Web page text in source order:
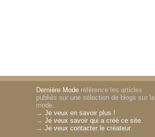
Dernière Mode référence les articles
publiés sur une sélection de blogs sur la
mode.
→Je veux en savoir plus !
→Je veux savoir qui a créé ce site.
→Je veux contacter le créateur.